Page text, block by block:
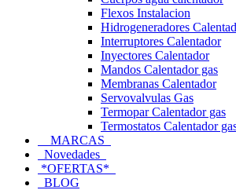
Flexos Instalacion
Hidrogeneradores
Interruptores Calentador
Inyectores Calentador
Mandos Calentador gas
Membranas Calentador
Servovalvulas Gas
Termopar Calentador gas
Termostatos Calentador
MARCAS
Novedades
*OFERTAS*
BLOG